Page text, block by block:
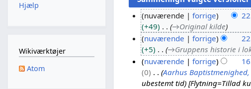
2
a
nuværende forrige
+49
→Original kilde
nuværende
forrige
+5
→Gruppens historie i
nuværende forrige
0
Aarhus
ubestemt tid) [Flytning=Tillad
Hjælp
Wikiværktøjer
Atom